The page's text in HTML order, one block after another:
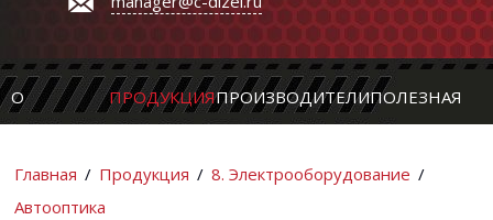
О ПРОДУКЦИЯПРОИЗВОДИТЕЛИПОЛЕЗНАЯ
Главная / Продукция / 8. Электрооборудование /
Автооптика